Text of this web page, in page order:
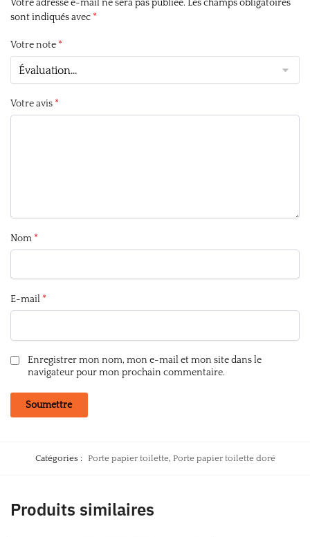
Votre adresse e-mail ne sera pas publiée. Les champs obligatoires
sont indiqués avec *
Votre note *
Votre avis *
Nom *
E-mail *
Enregistrer mon nom, mon e-mail et mon site dans le
navigateur pour mon prochain commentaire.
Catégories : Porte papier toilette, Porte papier toilette doré
Produits similaires